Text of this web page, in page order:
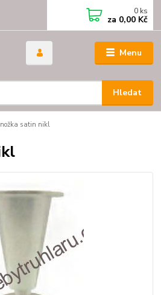
Menu
Hledat
0 ks
za 0,00 Kč
nožka satin nikl